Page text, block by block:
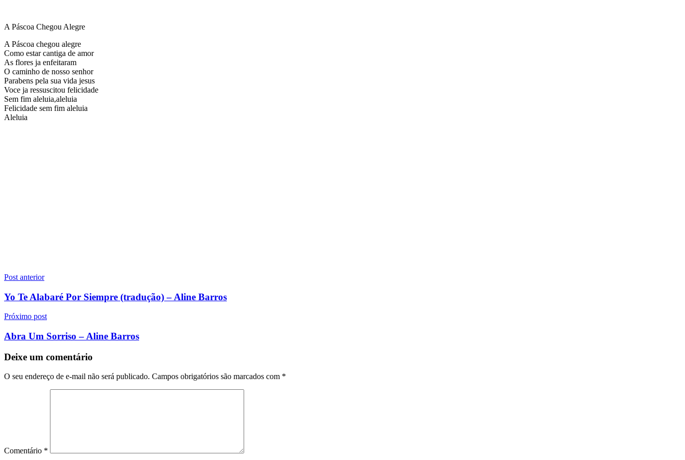
A Páscoa Chegou Alegre
A Páscoa chegou alegre
Como estar cantiga de amor
As flores ja enfeitaram
O caminho de nosso senhor
Parabens pela sua vida jesus
Voce ja ressuscitou felicidade
Sem fim aleluia,aleluia
Felicidade sem fim aleluia
Aleluia
Navegação
de
Post anterior
Yo Te Alabaré Por Siempre (tradução) – Aline Barros
Próximo post
Abra Um Sorriso – Aline Barros
Deixe um comentário
O seu endereço de e-mail não será publicado. Campos obrigatórios são marcados com *
Comentário *